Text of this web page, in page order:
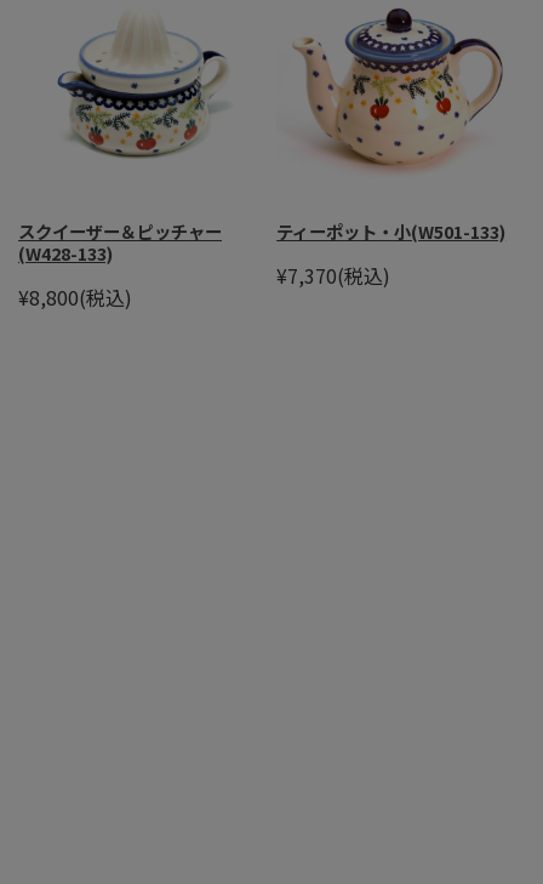
スクイーザー＆ピッチャー
(W428-133)
¥8,800(税込)
ティーポット・小(W501-133)
¥7,370(税込)